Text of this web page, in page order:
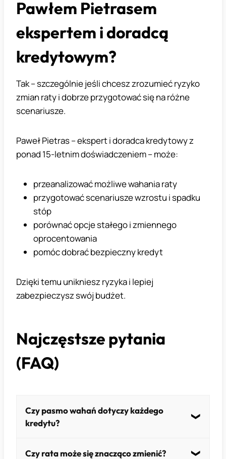
Pawłem Pietrasem
ekspertem i doradcą
kredytowym?
Tak – szczególnie jeśli chcesz zrozumieć ryzyko
zmian raty i dobrze przygotować się na różne
scenariusze.
Paweł Pietras – ekspert i doradca kredytowy z
ponad 15-letnim doświadczeniem – może:
przeanalizować możliwe wahania raty
przygotować scenariusze wzrostu i spadku
stóp
porównać opcje stałego i zmiennego
oprocentowania
pomóc dobrać bezpieczny kredyt
Dzięki temu unikniesz ryzyka i lepiej
zabezpieczysz swój budżet.
Najczęstsze pytania
(FAQ)
Czy pasmo wahań dotyczy każdego
kredytu?
Tak – szczególnie przy oprocentowaniu
Czy rata może się znacząco zmienić?